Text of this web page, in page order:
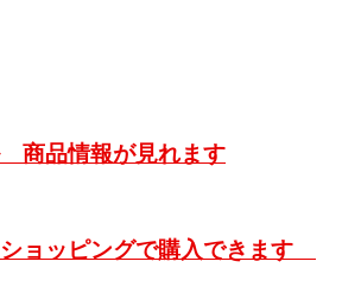
商品情報が見れます
ョッピングで購入できます